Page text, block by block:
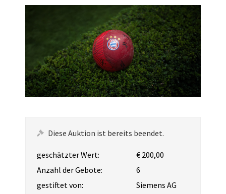
Diese Auktion ist bereits beendet.
geschätzter Wert:
€ 200,00
Anzahl der Gebote:
6
gestiftet von:
Siemens AG